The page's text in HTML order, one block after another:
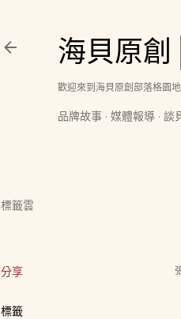
海貝原
歡迎來到海貝原創部落格園
品牌故事 媒體報導 談
標籤雲
分享
標籤